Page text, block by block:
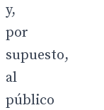
y,
por
supuesto,
al
público